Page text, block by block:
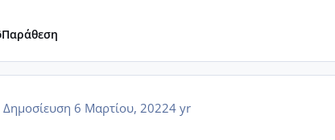
Παράθεση
Δημοσίευση 6 Μαρτίου, 20224 yr